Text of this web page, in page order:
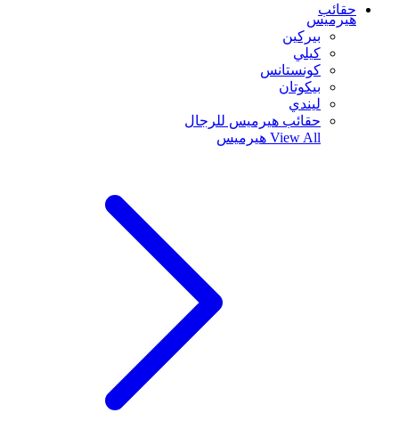
حقائب
هيرميس
بيركين
كيلي
كونستانس
بيكوتان
ليندي
حقائب هيرميس للرجال
View All هيرميس